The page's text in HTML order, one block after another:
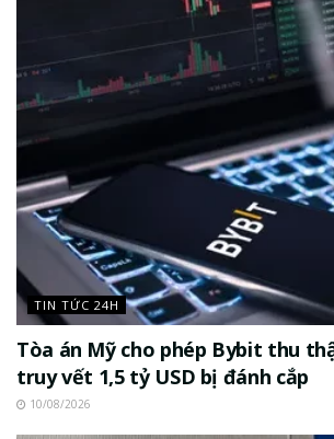
TIN TỨC 24H
Tòa án Mỹ cho phép Bybit thu
truy vết 1,5 tỷ USD bị đánh cắp
10/08/2026